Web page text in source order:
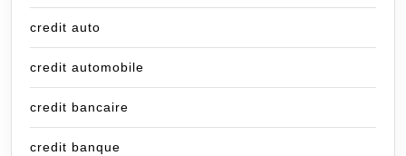
credit auto
credit automobile
credit bancaire
credit banque